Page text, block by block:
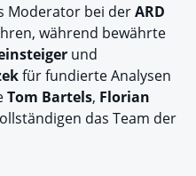
Moderator bei derARD
während bewährte
und
für fundierte Analysen
Tom Bartels, Florian
das Team der